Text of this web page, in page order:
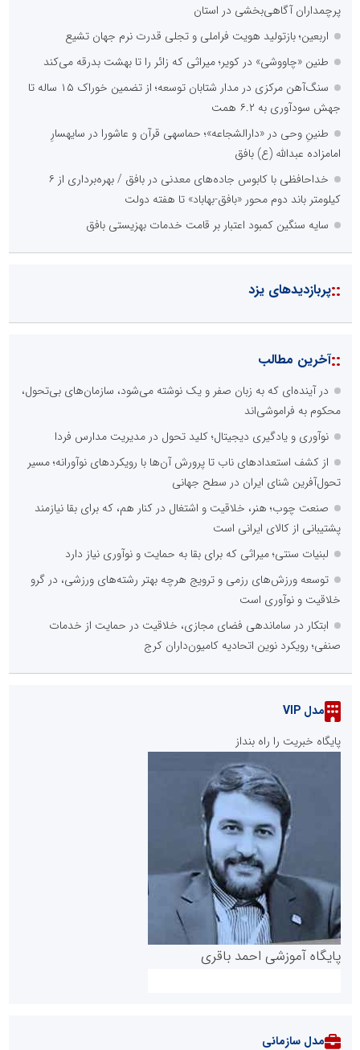
پرچمداران آگاهی‌بخشی در استان
اربعین؛ بازتولید هویت فراملی و تجلی قدرت نرم جهان تشیع
طنین «چاووشی» در کویر؛ میراثی که زائر را تا بهشت بدرقه می‌کند
سنگ‌آهن مرکزی در مدار شتابان توسعه؛ از تضمین خوراک ۱۵ ساله تا
جهش سودآوری به ۶.۲ همت
طنینِ وحی در «دارالشجاعه»؛ حماسهی قرآن و عاشورا در سایهسارِ
امامزاده عبدالله (ع) بافق
خداحافظی با کابوس جاده‌های معدنی در بافق / بهره‌برداری از ۶
کیلومتر باند دوم محور «بافق-بهاباد» تا هفته دولت
سایه سنگین کمبود اعتبار بر قامت خدمات بهزیستی بافق
::پربازدیدهای یزد
::آخرین مطالب
در آینده‌ای که به زبان صفر و یک نوشته می‌شود، سازمان‌های بی‌تحول،
محکوم به فراموشی‌اند
نوآوری و یادگیری دیجیتال؛ کلید تحول در مدیریت مدارس فردا
از کشف استعدادهای ناب تا پرورش آن‌ها با رویکردهای نوآورانه؛ مسیر
تحول‌آفرین شنای ایران در سطح جهانی
صنعت چوب؛ هنر، خلاقیت و اشتغال در کنار هم، که برای بقا نیازمند
پشتیبانی از کالای ایرانی است
لبنیات سنتی؛ میراثی که برای بقا به حمایت و نوآوری نیاز دارد
توسعه ورزش‌های رزمی و ترویج هرچه بهتر رشته‌های ورزشی، در گرو
خلاقیت و نوآوری است
ابتکار در ساماندهی فضای مجازی، خلاقیت در حمایت از خدمات
صنفی؛ رویکرد نوین اتحادیه کامیون‌داران کرج
مدل VIP
پایگاه خبریت را راه بنداز
پایگاه آموزشی احمد باقری
مدل سازمانی